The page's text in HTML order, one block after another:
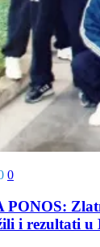
0
i rezultati u